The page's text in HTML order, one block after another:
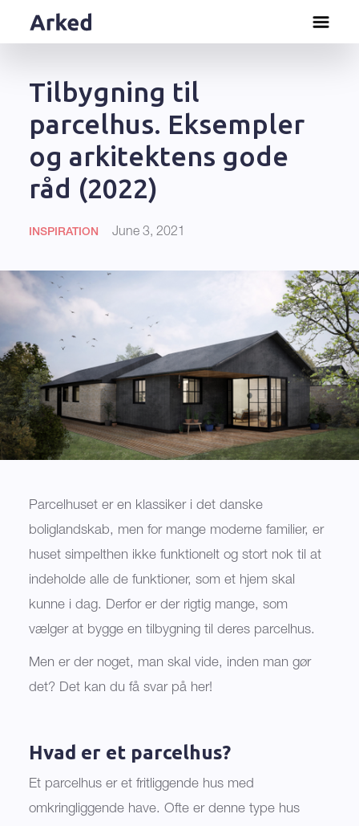
Tilbygning til
parcelhus. Eksempler
og arkitektens gode
råd (2022)
INSPIRATION June 3, 2021
Parcelhuset er en klassiker i det danske
boliglandskab, men for mange moderne familier, er
huset simpelthen ikke funktionelt og stort nok til at
indeholde alle de funktioner, som et hjem skal
kunne i dag. Derfor er der rigtig mange, som
vælger at bygge en tilbygning til deres parcelhus.
Men er der noget, man skal vide, inden man gør
det? Det kan du få svar på her!
Hvad er et parcelhus?
Et parcelhus er et fritliggende hus med
omkringliggende have. Ofte er denne type hus